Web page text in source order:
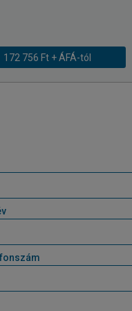
172 756 Ft + ÁFÁ-tól